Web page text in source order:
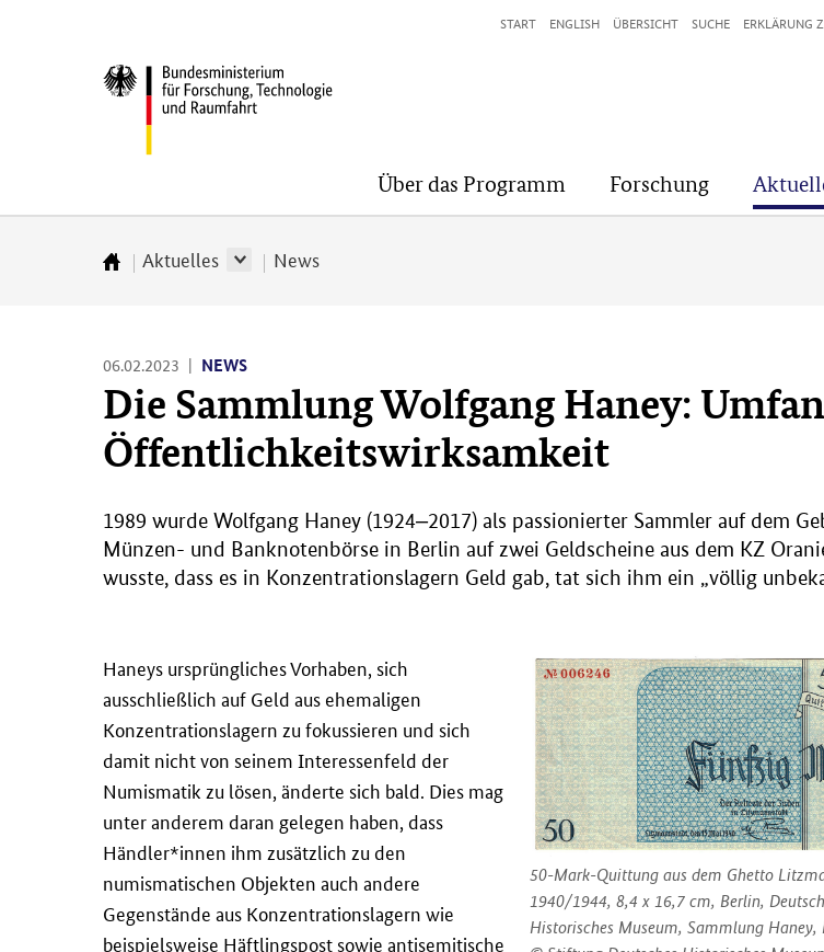
BMFTR
Über das Programm Forschung
START ENGLISH ÜBERSICHT SUCHE ERKLÄRUNG
Zur
Aktuelles News
06.02.2023 NEWS
Die Sammlung Wolfgang Haney:
Öffentlichkeitswirksamkeit
1989 wurde Wolfgang Haney (1924‒2017) als passionierter Sammler auf dem
Münzen- und Banknotenbörse in Berlin auf zwei Geldscheine aus dem KZ
wusste, dass es in Konzentrationslagern Geld gab, tat sich ihm ein „völlig
50-Mark-Quittung aus dem Ghetto
1940/1944, 8,4 x 16,7 cm, Berlin,
Historisches Museum, Sammlung
Haneys ursprüngliches Vorhaben, sich
ausschließlich auf Geld aus ehemaligen
Konzentrationslagern zu fokussieren und sich
damit nicht von seinem Interessenfeld der
Numismatik zu lösen, änderte sich bald. Dies mag
unter anderem daran gelegen haben, dass
Händler*innen ihm zusätzlich zu den
numismatischen Objekten auch andere
Gegenstände aus Konzentrationslagern wie
beispielsweise Häftlingspost sowie antisemitische